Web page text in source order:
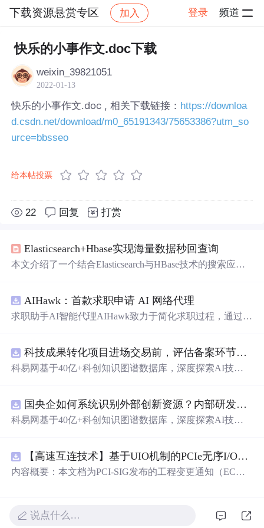
下载资源悬赏专区 加入 登录 频道
社区 下载资源悬赏专区 帖子详情
快乐的小事作文.doc下载
weixin_39821051
2022-01-13
快乐的小事作文.doc , 相关下载链接： https://downloa
d.csdn.net/download/m0_65191343/75653386?utm_so
urce=bbsseo
给本帖投票
22 回复 打赏
Elasticsearch+Hbase实现海量数据秒回查询
本文介绍了一个结合Elasticsearch与HBase技术的搜索应用
e的优势。
AIHawk：首款求职申请 AI 网络代理
求职助手AI智能代理AIHawk致力于简化求职过程，通过自
科技成果转化项目进场交易前，评估备案环节需要准备哪些材料？.
科易网基于40亿+科创知识图谱数据库，深度探索AI技术
新领域的AI+数智化解决方案，推动科技创新与产业创新
智能化发展。
国央企如何系统识别外部创新资源？内部研发体系完善，但对外部高校、中小科技企业技术能力缺乏动态认知。.
科易网基于40亿+科创知识图谱数据库，深度探索AI技术
新领域的AI+数智化解决方案，推动科技创新与产业创新
智能化发展。
【高速互连技术】基于UIO机制的PCIe无序I/O扩展：多路径架构下内存请求的高性能传输与排序控制方案设计
内容概要：本文档为PCI-SIG发布的工程变更通知（EC
规则对多路径拓扑和高性能IO系统的限制。UIO基于Flit模
式，定义了一套新的TLP（事务层包）类型和规则，允许
说点什么…